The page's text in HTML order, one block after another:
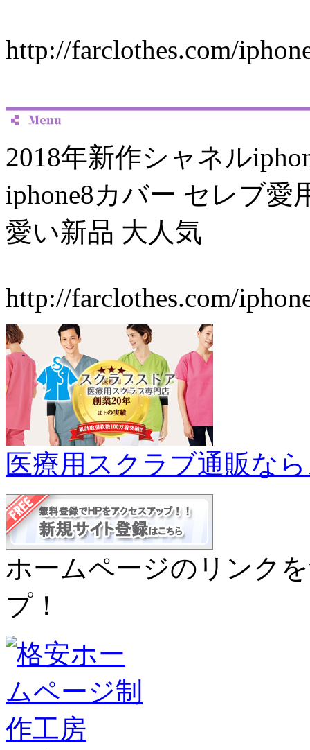
http://farclothes.com/
2018年新作シャネル
iphone8カバー セレブ愛
愛い新品 大人気
http://farclothes.com/
医療用スクラブ通販な
ホームページのリンク
プ！